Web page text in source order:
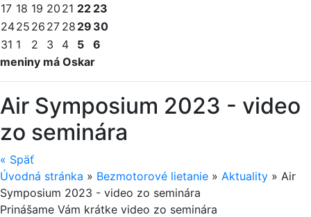
17 18 19 20 21 22 23
2425 26 27 28 29 30
31 1 2 3 4 5
6
meniny má Oskar
Air Symposium 2023 - video
zo seminára
« Späť
Úvodná stránka » Bezmotorové lietanie » Aktuality » Air
Symposium 2023 - video zo seminára
Prinášame Vám krátke video zo seminára